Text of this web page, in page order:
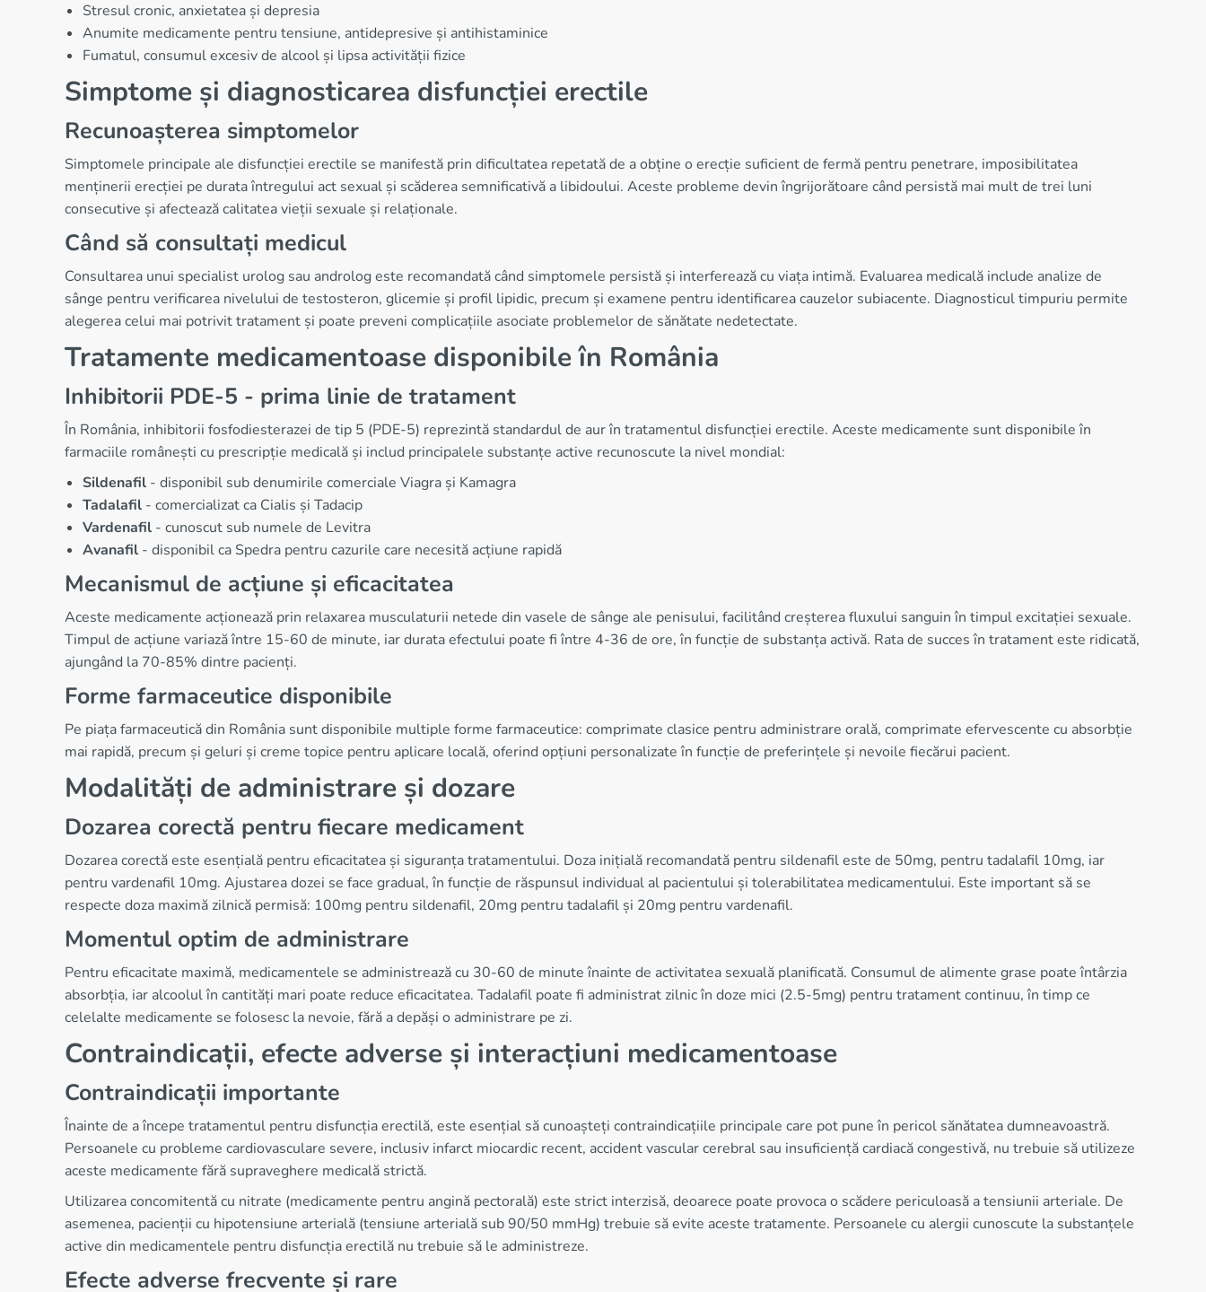
Stresul cronic, anxietatea și depresia
Anumite medicamente pentru tensiune, antidepresive și antihistaminice
Fumatul, consumul excesiv de alcool și lipsa activității fizice
Simptome și diagnosticarea disfuncției erectile
Recunoașterea simptomelor
Simptomele principale ale disfuncției erectile se manifestă prin dificultatea repetată de a obține o erecție suficient de fermă pentru penetrare, imposibilitatea
menținerii erecției pe durata întregului act sexual și scăderea semnificativă a libidoului. Aceste probleme devin îngrijorătoare când persistă mai mult de trei luni
consecutive și afectează calitatea vieții sexuale și relaționale.
Când să consultați medicul
Consultarea unui specialist urolog sau androlog este recomandată când simptomele persistă și interferează cu viața intimă. Evaluarea medicală include analize de
sânge pentru verificarea nivelului de testosteron, glicemie și profil lipidic, precum și examene pentru identificarea cauzelor subiacente. Diagnosticul timpuriu permite
alegerea celui mai potrivit tratament și poate preveni complicațiile asociate problemelor de sănătate nedetectate.
Tratamente medicamentoase disponibile în România
Inhibitorii PDE-5 - prima linie de tratament
În România, inhibitorii fosfodiesterazei de tip 5 (PDE-5) reprezintă standardul de aur în tratamentul disfuncției erectile. Aceste medicamente sunt disponibile în
farmaciile românești cu prescripție medicală și includ principalele substanțe active recunoscute la nivel mondial:
Sildenafil - disponibil sub denumirile comerciale Viagra și Kamagra
Tadalafil - comercializat ca Cialis și Tadacip
Vardenafil - cunoscut sub numele de Levitra
Avanafil - disponibil ca Spedra pentru cazurile care necesită acțiune rapidă
Mecanismul de acțiune și eficacitatea
Aceste medicamente acționează prin relaxarea musculaturii netede din vasele de sânge ale penisului, facilitând creșterea fluxului sanguin în timpul excitației sexuale.
Timpul de acțiune variază între 15-60 de minute, iar durata efectului poate fi între 4-36 de ore, în funcție de substanța activă. Rata de succes în tratament este ridicată,
ajungând la 70-85% dintre pacienți.
Forme farmaceutice disponibile
Pe piața farmaceutică din România sunt disponibile multiple forme farmaceutice: comprimate clasice pentru administrare orală, comprimate efervescente cu absorbție
mai rapidă, precum și geluri și creme topice pentru aplicare locală, oferind opțiuni personalizate în funcție de preferințele și nevoile fiecărui pacient.
Modalități de administrare și dozare
Dozarea corectă pentru fiecare medicament
Dozarea corectă este esențială pentru eficacitatea și siguranța tratamentului. Doza inițială recomandată pentru sildenafil este de 50mg, pentru tadalafil 10mg, iar
pentru vardenafil 10mg. Ajustarea dozei se face gradual, în funcție de răspunsul individual al pacientului și tolerabilitatea medicamentului. Este important să se
respecte doza maximă zilnică permisă: 100mg pentru sildenafil, 20mg pentru tadalafil și 20mg pentru vardenafil.
Momentul optim de administrare
Pentru eficacitate maximă, medicamentele se administrează cu 30-60 de minute înainte de activitatea sexuală planificată. Consumul de alimente grase poate întârzia
absorbția, iar alcoolul în cantități mari poate reduce eficacitatea. Tadalafil poate fi administrat zilnic în doze mici (2.5-5mg) pentru tratament continuu, în timp ce
celelalte medicamente se folosesc la nevoie, fără a depăși o administrare pe zi.
Contraindicații, efecte adverse și interacțiuni medicamentoase
Contraindicații importante
Înainte de a începe tratamentul pentru disfuncția erectilă, este esențial să cunoașteți contraindicațiile principale care pot pune în pericol sănătatea dumneavoastră.
Persoanele cu probleme cardiovasculare severe, inclusiv infarct miocardic recent, accident vascular cerebral sau insuficiență cardiacă congestivă, nu trebuie să utilizeze
aceste medicamente fără supraveghere medicală strictă.
Utilizarea concomitentă cu nitrate (medicamente pentru angină pectorală) este strict interzisă, deoarece poate provoca o scădere periculoasă a tensiunii arteriale. De
asemenea, pacienții cu hipotensiune arterială (tensiune arterială sub 90/50 mmHg) trebuie să evite aceste tratamente. Persoanele cu alergii cunoscute la substanțele
active din medicamentele pentru disfuncția erectilă nu trebuie să le administreze.
Efecte adverse frecvente și rare